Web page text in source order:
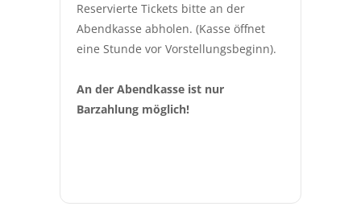
Reservierte Tickets bitte an der
Abendkasse abholen. (Kasse öffnet
eine Stunde vor Vorstellungsbeginn).
An der Abendkasse ist nur
Barzahlung möglich!